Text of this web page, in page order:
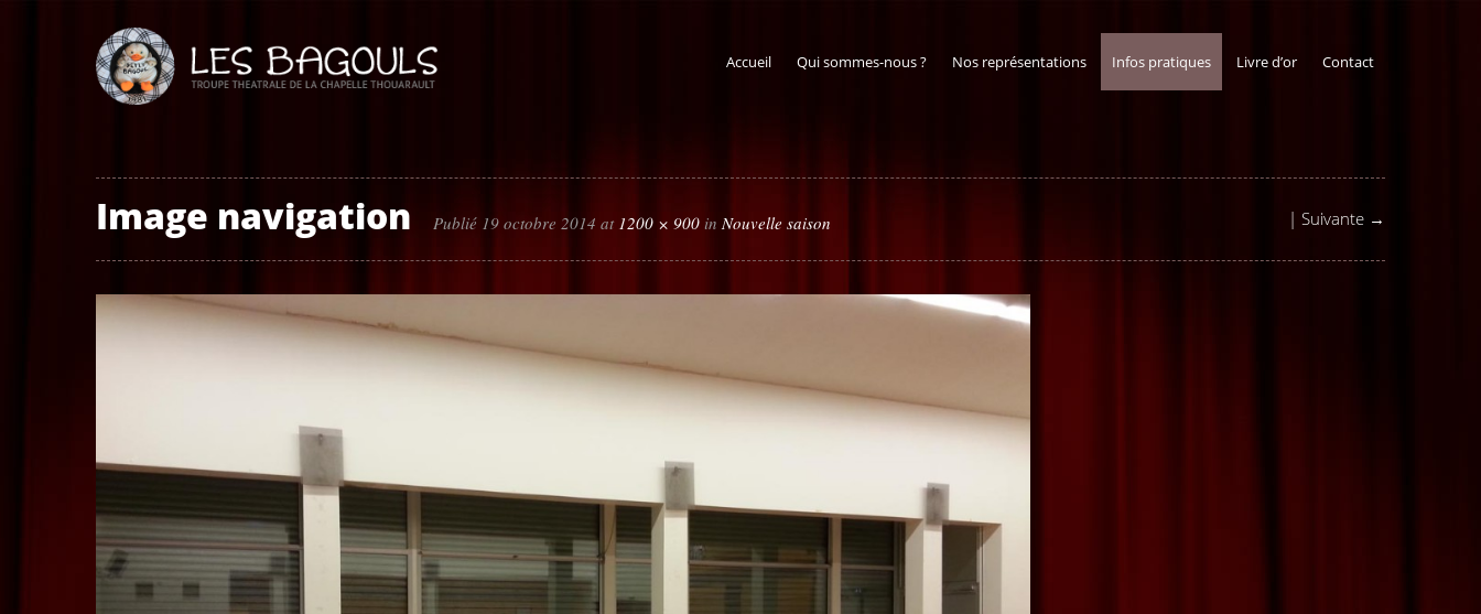
Accueil Qui sommes-nous ? Nos représentations Infos pratiques Livre d’or Contact
Image navigation Publié 19 octobre 2014 at 1200 × 900 inNouvelle saison | Suivante →